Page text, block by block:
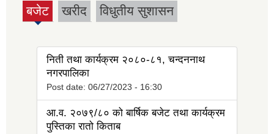
बजेट
(active
खरीद विधुतीय सुशासन
निती तथा कार्यक्रम २०८०-८१, चन्दननाथ
नगरपालिका
Post date: 06/27/2023 - 16:30
आ.व. २०७९/८० को बार्षिक बजेट तथा कार्यक्रम
पुस्तिका रातो किताब